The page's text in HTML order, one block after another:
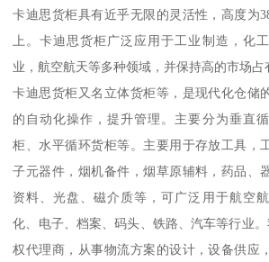
卡迪思货柜具有近乎无限的灵活性，高度为
上。卡迪思货柜广泛应用于工业制造，化
业，航空航天等多种领域，并保持高的市场占
卡迪思货柜又名立体货柜等，是现代化仓储
的自动化操作，提升管理。主要分为垂直
柜、水平循环货柜等。主要用于存放工具，
子元器件，烟机备件，烟草原辅料，药品、
资料、光盘、磁介质等，可广泛用于航空
化、电子、档案、码头、铁路、汽车等行业
权代理商，从事物流方案的设计，设备供应